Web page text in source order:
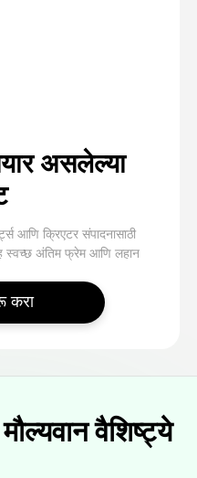
असलेल्या
आणि क्रिएटर संपादनासाठी
स्वच्छ अंतिम फ्रेम आणि लहान
करा
वैशिष्ट्ये